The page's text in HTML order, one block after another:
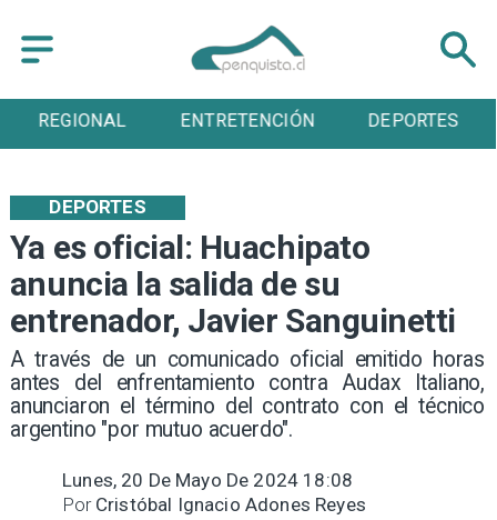
ENTRETENCIÓN DEPORTES CULTURA
Ya es oficial: Huachipato
anuncia la salida de su
entrenador, Javier Sanguinetti
​A través de un comunicado oficial emitido horas
antes del enfrentamiento contra Audax Italiano,
anunciaron el término del contrato con el técnico
argentino "por mutuo acuerdo".
DEPORTES
Lunes, 20 De Mayo De 2024 18:08
Cristóbal Ignacio Adones Reyes
Por